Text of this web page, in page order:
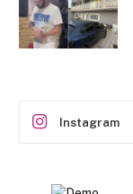
Instagram